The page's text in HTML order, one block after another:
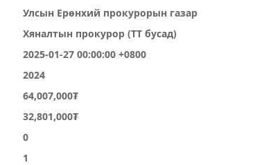
Улсын Ерөнхий прокурорын газар
Хяналтын прокурор (ТТ бусад)
2025-01-27 00:00:00 +0800
2024
64,007,000₮
32,801,000₮
0
1